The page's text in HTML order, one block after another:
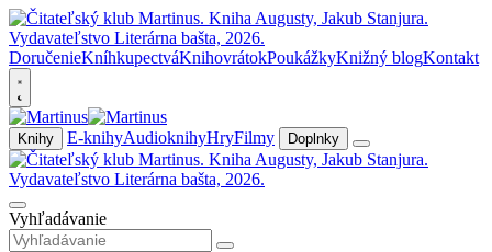
DoručenieKníhkupectváKnihovrátokPoukážkyKnižný blogKontakt
Knihy E-knihyAudioknihyHryFilmy Doplnky
Vyhľadávanie